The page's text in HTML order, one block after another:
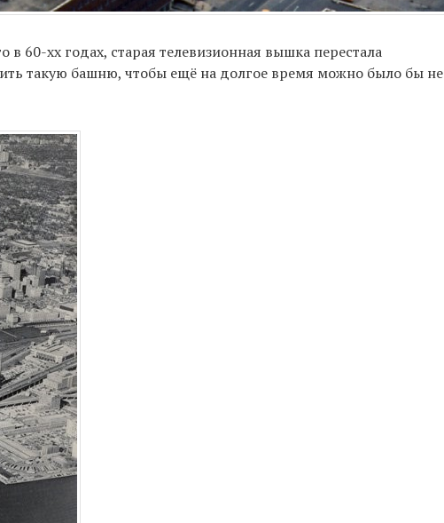
в 60-хх годах, старая телевизионная вышка перестала
такую башню, чтобы ещё на долгое время можно было бы не